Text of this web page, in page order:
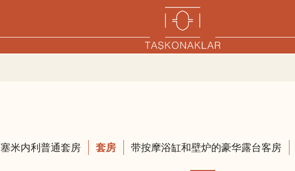
塞米内利普通套房 套房 带按摩浴缸和壁炉的豪华露台客房